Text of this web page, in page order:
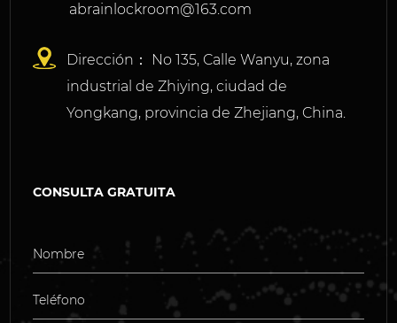
abrainlockroom@163.com
Dirección： No 135, Calle Wanyu, zona
industrial de Zhiying, ciudad de
Yongkang, provincia de Zhejiang, China.
CONSULTA GRATUITA